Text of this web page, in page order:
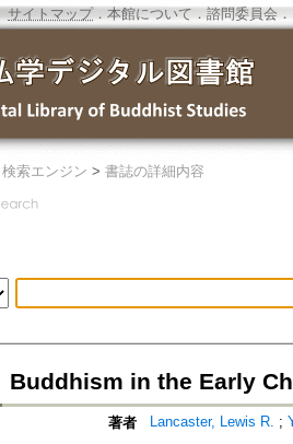
サイトマップ．本館について ． 諮問委員会 ．
検索エンジン > 書誌の詳細内容
Buddhism in the Early
著者 Lancaster, Lewis R. ;